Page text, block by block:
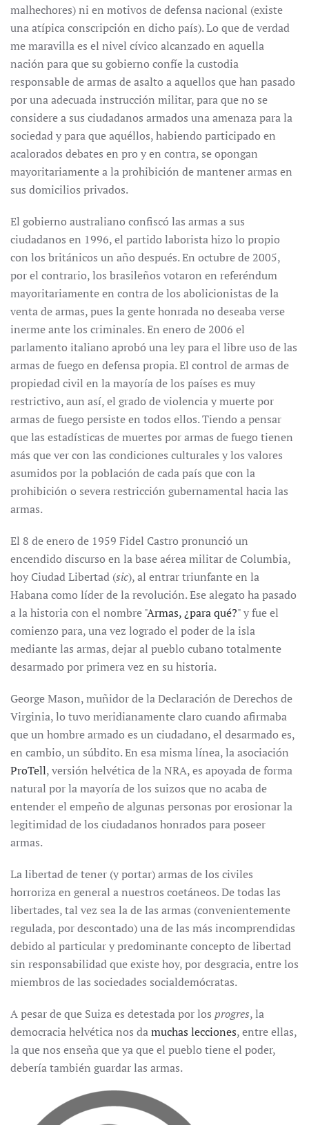
malhechores) ni en motivos de defensa nacional (existe
una atípica conscripción en dicho país). Lo que de verdad
me maravilla es el nivel cívico alcanzado en aquella
nación para que su gobierno confíe la custodia
responsable de armas de asalto a aquellos que han pasado
por una adecuada instrucción militar, para que no se
considere a sus ciudadanos armados una amenaza para la
sociedad y para que aquéllos, habiendo participado en
acalorados debates en pro y en contra, se opongan
mayoritariamente a la prohibición de mantener armas en
sus domicilios privados.
El gobierno australiano confiscó las armas a sus
ciudadanos en 1996, el partido laborista hizo lo propio
con los británicos un año después. En octubre de 2005,
por el contrario, los brasileños votaron en referéndum
mayoritariamente en contra de los abolicionistas de la
venta de armas, pues la gente honrada no deseaba verse
inerme ante los criminales. En enero de 2006 el
parlamento italiano aprobó una ley para el libre uso de las
armas de fuego en defensa propia. El control de armas de
propiedad civil en la mayoría de los países es muy
restrictivo, aun así, el grado de violencia y muerte por
armas de fuego persiste en todos ellos. Tiendo a pensar
que las estadísticas de muertes por armas de fuego tienen
más que ver con las condiciones culturales y los valores
asumidos por la población de cada país que con la
prohibición o severa restricción gubernamental hacia las
armas.
El 8 de enero de 1959 Fidel Castro pronunció un
encendido discurso en la base aérea militar de Columbia,
hoy Ciudad Libertad (sic), al entrar triunfante en la
Habana como líder de la revolución. Ese alegato ha pasado
a la historia con el nombre "Armas, ¿para qué?" y fue el
comienzo para, una vez logrado el poder de la isla
mediante las armas, dejar al pueblo cubano totalmente
desarmado por primera vez en su historia.
George Mason, muñidor de la Declaración de Derechos de
Virginia, lo tuvo meridianamente claro cuando afirmaba
que un hombre armado es un ciudadano, el desarmado es,
en cambio, un súbdito. En esa misma línea, la asociación
ProTell, versión helvética de la NRA, es apoyada de forma
natural por la mayoría de los suizos que no acaba de
entender el empeño de algunas personas por erosionar la
legitimidad de los ciudadanos honrados para poseer
armas.
La libertad de tener (y portar) armas de los civiles
horroriza en general a nuestros coetáneos. De todas las
libertades, tal vez sea la de las armas (convenientemente
regulada, por descontado) una de las más incomprendidas
debido al particular y predominante concepto de libertad
sin responsabilidad que existe hoy, por desgracia, entre los
miembros de las sociedades socialdemócratas.
A pesar de que Suiza es detestada por los progres, la
democracia helvética nos damuchas lecciones, entre ellas,
la que nos enseña que ya que el pueblo tiene el poder,
debería también guardar las armas.